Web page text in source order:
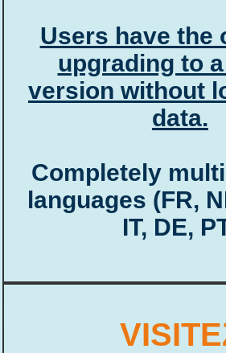
Users have the
upgrading to
version without
data.
Completely
languages (FR,
IT, DE,